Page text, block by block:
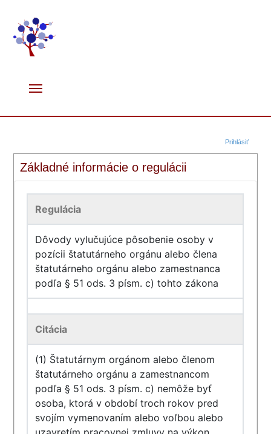
Prihlásiť
Základné informácie o regulácii
Regulácia
Dôvody vylučujúce pôsobenie osoby v
pozícii štatutárneho orgánu alebo člena
štatutárneho orgánu alebo zamestnanca
podľa § 51 ods. 3 písm. c) tohto zákona
Citácia
(1) Štatutárnym orgánom alebo členom
štatutárneho orgánu a zamestnancom
podľa § 51 ods. 3 písm. c) nemôže byť
osoba, ktorá v období troch rokov pred
svojím vymenovaním alebo voľbou alebo